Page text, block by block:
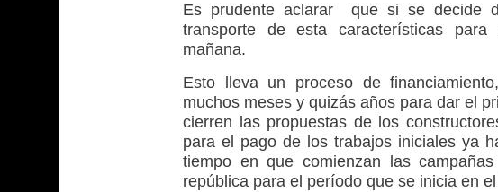
Es prudente aclarar que si se decide
transporte de esta características
mañana.
Esto lleva un proceso de
muchos meses y quizás años para dar el
cierren las propuestas de los
para el pago de los trabajos iniciales ya
tiempo en que comienzan las
república para el período que se inicia en